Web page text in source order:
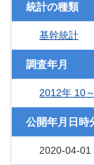
統計の種類
基幹統計
調査年月
2012年 10
公開年月日時
2020-04-01